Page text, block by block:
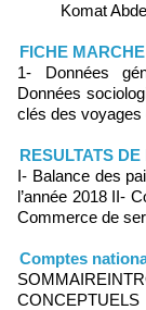
Komat
FICHE
1- Données
Données
clés des voyages
RESULTATS
I- Balance des
l’année 2018 II-
Commerce de
Comptes
SOMMAIRE